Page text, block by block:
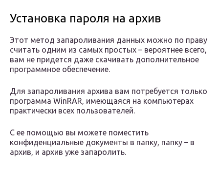
Установка пароля на архив
Этот метод запароливания данных можно по праву
считать одним из самых простых – вероятнее всего,
вам не придется даже скачивать дополнительное
программное обеспечение.
Для запароливания архива вам потребуется только
программа WinRAR, имеющаяся на компьютерах
практически всех пользователей.
С ее помощью вы можете поместить
конфиденциальные документы в папку, папку – в
архив, и архив уже запаролить.